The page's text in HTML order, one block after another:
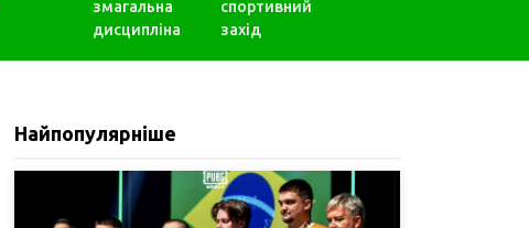
змагальна
дисципліна
спортивний
захід
Найпопулярніше